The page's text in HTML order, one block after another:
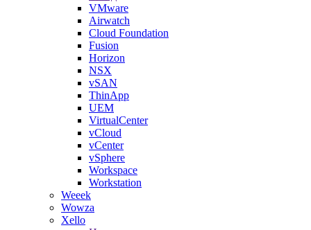
VMware
Airwatch
Cloud Foundation
Fusion
Horizon
NSX
vSAN
ThinApp
UEM
VirtualCenter
vCloud
vCenter
vSphere
Workspace
Workstation
Weeek
Wowza
Xello